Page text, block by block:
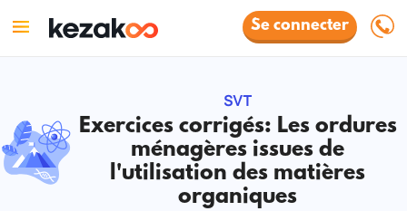
Se connecter
SVT
Exercices corrigés: Les ordures
ménagères issues de
l'utilisation des matières
organiques